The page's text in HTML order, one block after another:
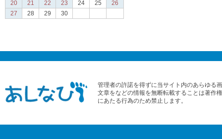
20
21 22 23 24 25
26
27
28 29 30
管理者の許諾を得ずに当サイト内のあらゆる
文章をなどの情報を無断転載することは著作
にあたる行為のため禁止します。